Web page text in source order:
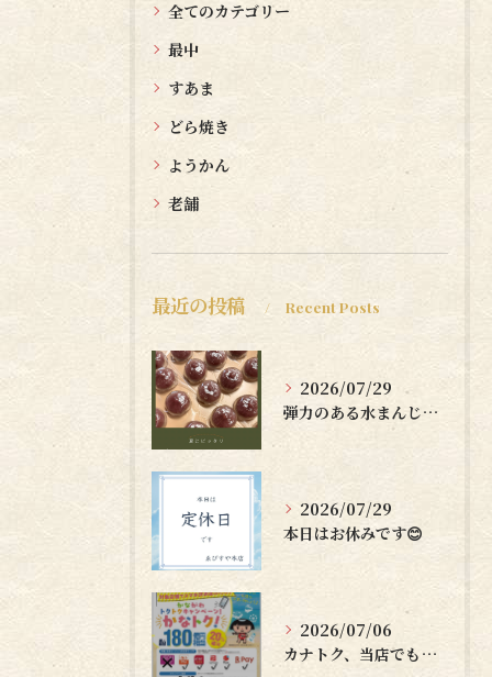
全てのカテゴリー
最中
すあま
どら焼き
ようかん
老舗
最近の投稿 Recent Posts
2026/07/29
弾力のある水まんじゅうはいかがですか？🤗
2026/07/29
本日はお休みです😊
2026/07/06
カナトク、当店でも使えます😊